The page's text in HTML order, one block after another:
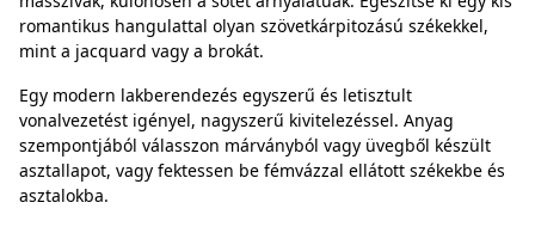
romantikus hangulattal olyan szövetkárpitozású székekkel,
mint a jacquard vagy a brokát.
Egy modern lakberendezés egyszerű és letisztult
vonalvezetést igényel, nagyszerű kivitelezéssel. Anyag
szempontjából válasszon márványból vagy üvegből készült
asztallapot, vagy fektessen be fémvázzal ellátott székekbe és
asztalokba.